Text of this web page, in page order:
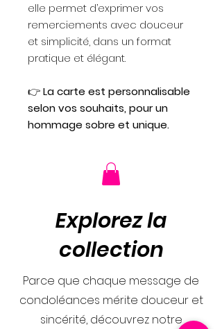
elle permet d’exprimer vos
remerciements avec douceur
et simplicité, dans un format
pratique et élégant.
👉La carte est personnalisable
selon vos souhaits, pour un
hommage sobre et unique.
Explorez la
collection
Parce que chaque message de
condoléances mérite douceur et
sincérité, découvrez notre